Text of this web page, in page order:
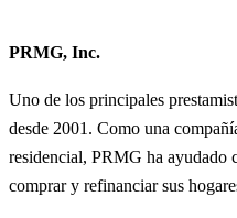
PRMG, Inc.
Uno de los principales
desde 2001. Como una
residencial, PRMG ha ayudado
comprar y refinanciar sus